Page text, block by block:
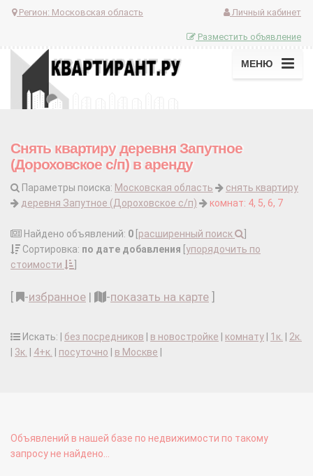
Регион: Московская область Личный кабинет
Разместить объявление
МЕНЮ
Снять квартиру деревня Запутное
(Дороховское с/п) в аренду
Параметры поиска: Московская область
снять квартиру
деревня Запутное (Дороховское с/п)
комнат: 4, 5, 6, 7
Найдено объявлений: 0 расширенный поиск
Сортировка: по дате добавления упорядочить по
стоимости
-избранное | -показать на карте
Искать: | без посредников в новостройке комнату 1к.
2к.
3к. 4+к. посуточно в Москве
Объявлений в нашей базе по недвижимости по такому
запросу не найдено...